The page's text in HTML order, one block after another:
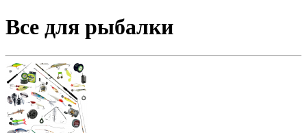
Все для рыбалки